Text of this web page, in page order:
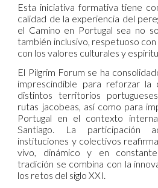
Esta iniciativa formativa tiene
calidad de la experiencia del
el Camino en Portugal sea no
también inclusivo, respetuoso
con los valores culturales y
El Pilgrim Forum se ha
imprescindible para reforzar la
distintos territorios
rutas jacobeas, así como para
Portugal en el contexto
Santiago. La participación
instituciones y colectivos
vivo, dinámico y en
tradición se combina con la
los retos del siglo XXI.